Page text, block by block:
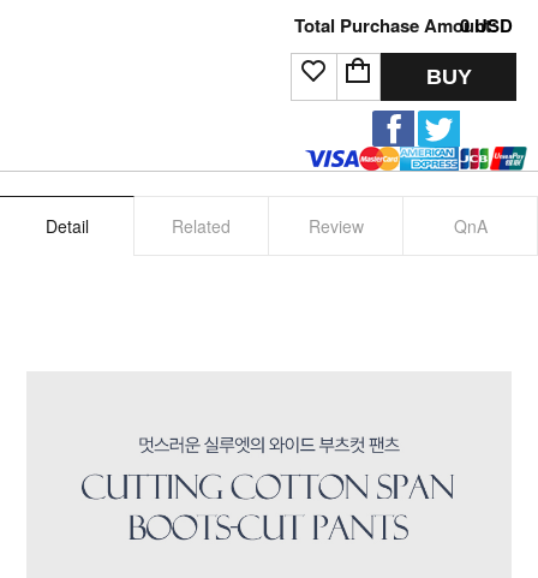
Total Purchase Amount:
0USD
BUY
Detail Related Review QnA